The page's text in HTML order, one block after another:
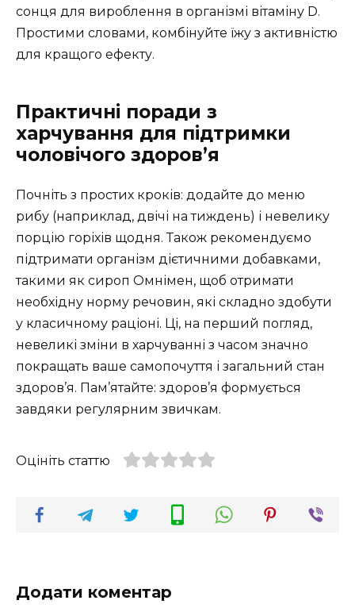
сонця для вироблення в організмі вітаміну D.
Простими словами, комбінуйте їжу з активністю
для кращого ефекту.
Практичні поради з
харчування для підтримки
чоловічого здоров’я
Почніть з простих кроків: додайте до меню
рибу (наприклад, двічі на тиждень) і невелику
порцію горіхів щодня. Також рекомендуємо
підтримати організм дієтичними добавками,
такими як сироп Омнімен, щоб отримати
необхідну норму речовин, які складно здобути
у класичному раціоні. Ці, на перший погляд,
невеликі зміни в харчуванні з часом значно
покращать ваше самопочуття і загальний стан
здоров’я. Пам’ятайте: здоров’я формується
завдяки регулярним звичкам.
Оцініть статтю
Додати коментар